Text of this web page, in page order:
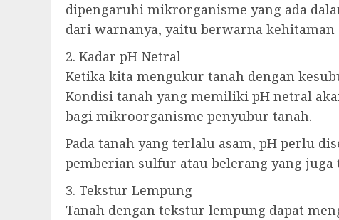
dipengaruhi mikrorganisme yang ada
dari warnanya, yaitu berwarna
2. Kadar pH Netral
Ketika kita mengukur tanah dengan
Kondisi tanah yang memiliki pH netral
bagi mikroorganisme penyubur tanah.
Pada tanah yang terlalu asam, pH perlu
pemberian sulfur atau belerang yang
3. Tekstur Lempung
Tanah dengan tekstur lempung dapat